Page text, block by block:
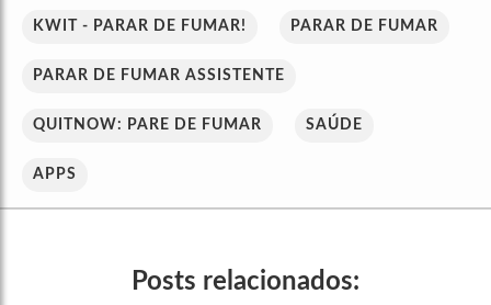
KWIT - PARAR DE FUMAR! PARAR DE FUMAR
PARAR DE FUMAR ASSISTENTE
QUITNOW: PARE DE FUMAR SAÚDE
APPS
Posts relacionados: